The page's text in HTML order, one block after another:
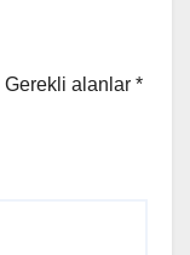
Gerekli alanlar *